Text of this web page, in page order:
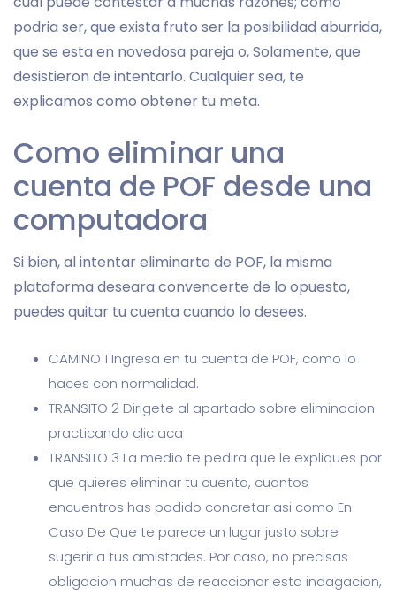
podri­a ser, que exista fruto ser la posibilidad aburrida,
que se esta en novedosa pareja o, Solamente, que
desistieron de intentarlo. Cualquier sea, te
explicamos como obtener tu meta.
Como eliminar una
cuenta de POF desde una
computadora
Si bien, al intentar eliminarte de POF, la misma
plataforma deseara convencerte de lo opuesto,
puedes quitar tu cuenta cuando lo desees.
CAMINO 1 Ingresa en tu cuenta de POF, como lo
haces con normalidad.
TRANSITO 2 Dirigete al apartado sobre eliminacion
practicando clic aca
TRANSITO 3 La medio te pedira que le expliques por
que quieres eliminar tu cuenta, cuantos
encuentros has podido concretar asi­ como En
Caso De Que te parece un lugar justo sobre
sugerir a tus amistades. Por caso, no precisas
obligacion muchas de reaccionar esta indagacion,